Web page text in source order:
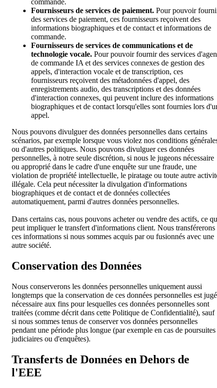
commande.
Fournisseurs de services de paiement. Pour pouvoir
des services de paiement, ces fournisseurs reçoivent des
informations biographiques et de contact et informations de
commande.
Fournisseurs de services de communications et de
technologie vocale. Pour pouvoir fournir des services
de commande IA et des services connexes de gestion des
appels, d'interaction vocale et de transcription, ces
fournisseurs reçoivent des métadonnées d'appel, des
enregistrements audio, des transcriptions et des données
d'interaction connexes, qui peuvent inclure des informations
biographiques et de contact lorsqu'elles sont fournies lors
appel.
Nous pouvons divulguer des données personnelles dans certains
scénarios, par exemple lorsque vous violez nos conditions
ou d'autres politiques. Nous pouvons divulguer ces données
personnelles, à notre seule discrétion, si nous le jugeons nécessaire
ou approprié dans le cadre d'une enquête sur une fraude, une
violation de propriété intellectuelle, le piratage ou toute autre
illégale. Cela peut nécessiter la divulgation d'informations
biographiques et de contact et de données collectées
automatiquement, parmi d'autres données personnelles.
Dans certains cas, nous pouvons acheter ou vendre des actifs, ce
peut impliquer le transfert d'informations client. Nous transférerons
ces informations si nous sommes acquis par ou fusionnés avec une
autre société.
Conservation des Données
Nous conserverons les données personnelles uniquement aussi
longtemps que la conservation de ces données personnelles est
nécessaire aux fins pour lesquelles ces données personnelles sont
traitées (comme décrit dans cette Politique de Confidentialité), sauf
si nous sommes tenus de conserver vos données personnelles
pendant une période plus longue (par exemple en cas de poursuites
judiciaires ou d'enquêtes).
Transferts de Données en Dehors de
l'EEE